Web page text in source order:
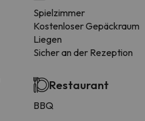
Spielzimmer
Kostenloser Gepäckraum
Liegen
Sicher an der Rezeption
Restaurant
BBQ